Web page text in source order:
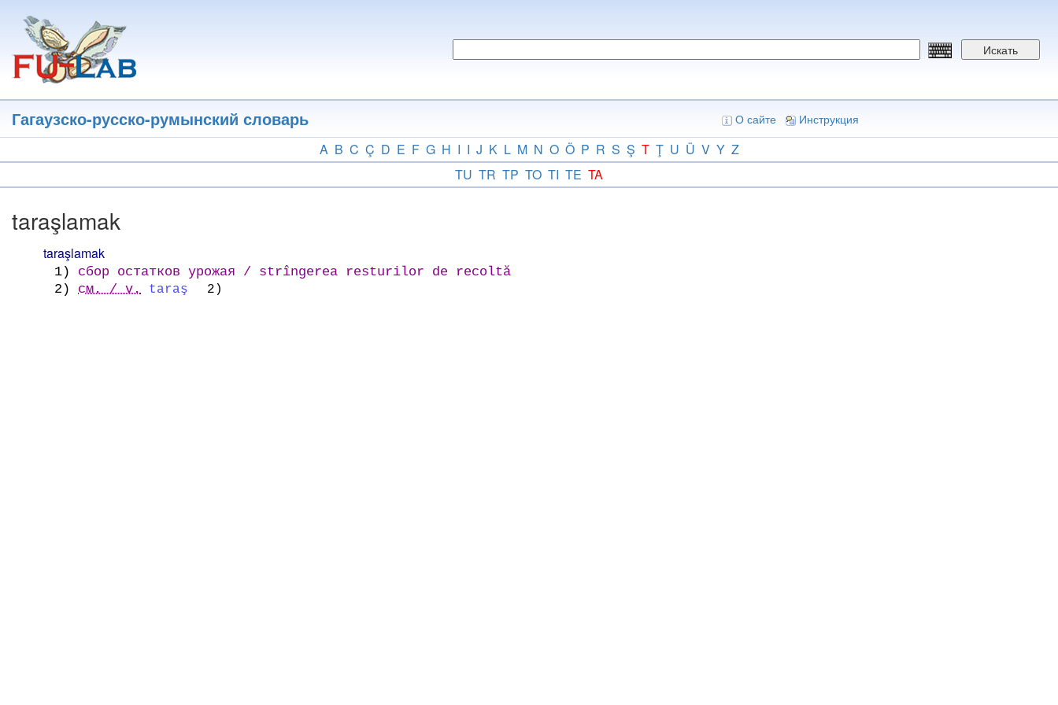
основному
содержанию
Искать
Гагаузско-русско-румынский словарь О сайте Инструкция
A B C Ç D E F G H I I J K L M N O Ö P R S Ş T Ţ U Ü V Y Z
TU TR TP TO TI TE TA
taraşlamak
taraşlamak
1)
сбор остатков урожая / strîngerea resturilor de recoltă
2)
см. / v. taraş 2)